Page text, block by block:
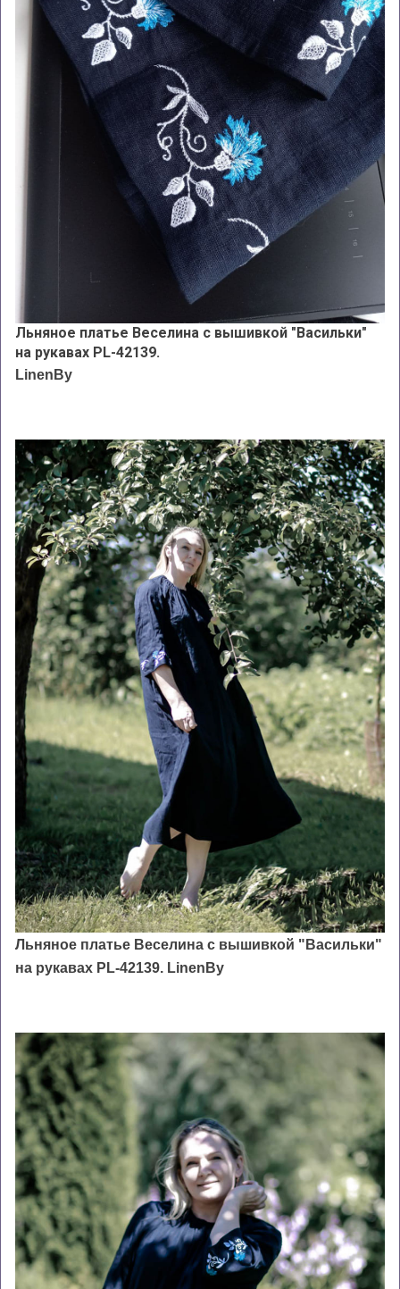
Льняное платье Веселина с вышивкой "Васильки"
на рукавах PL-42139.
LinenBy
Льняное платье Веселина с вышивкой "Васильки"
на рукавах PL-42139. LinenBy